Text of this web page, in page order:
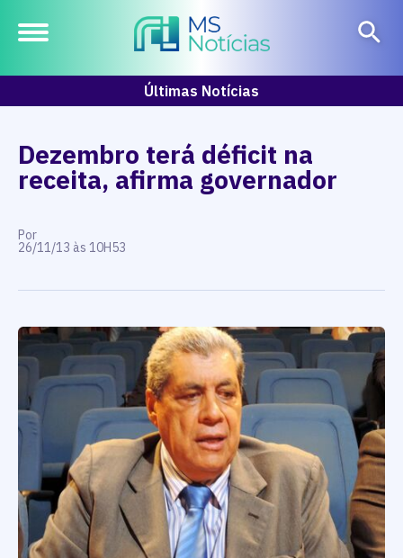
Últimas Notícias
Dezembro terá déficit na
receita, afirma governador
Por
26/11/13 às 10H53